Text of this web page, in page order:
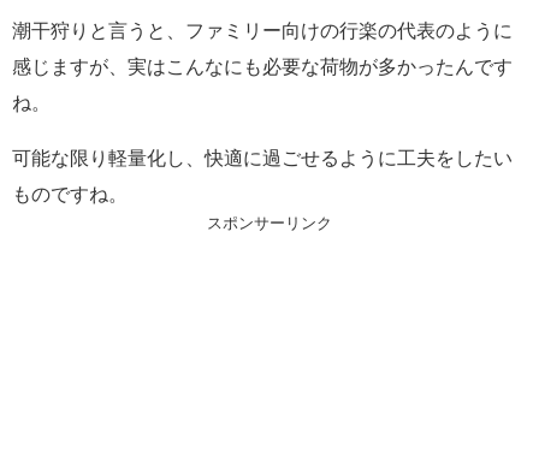
潮干狩りと言うと、ファミリー向けの行楽の代表のように
感じますが、実はこんなにも必要な荷物が多かったんです
ね。
可能な限り軽量化し、快適に過ごせるように工夫をしたい
ものですね。
スポンサーリンク